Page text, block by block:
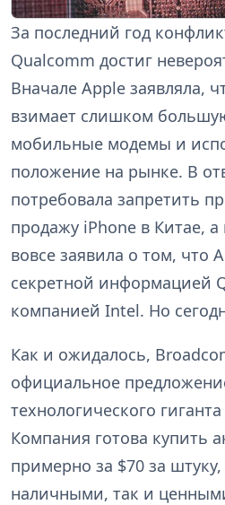
За последний год
Qualcomm достиг
Вначале Apple заявляла,
взимает слишком
мобильные модемы и
положение на рынке. В
потребовала запретить
продажу iPhone в Китае, а
вовсе заявила о том, что
секретной информацией
компанией Intel. Но
Как и ожидалось,
официальное
технологического
Компания готова купить
примерно за $70 за
наличными, так и